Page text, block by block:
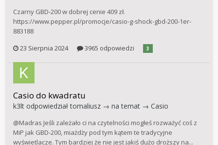
Czarny GBD-200 w dobrej cenie 409 zł.
https://www.pepper.pl/promocje/casio-g-shock-gbd-200-1er-
883188
23 Sierpnia 2024
3965 odpowiedzi 3
Casio do kwadratu
k3lt odpowiedziałtomaliusz → na temat → Casio
@Madras Jeśli zależało ci na czytelności mogłeś rozważyć coś z
MiP jak GBD-200, miażdży pod tym kątem te tradycyjne
wyświetlacze. Tym bardziej że nie jest jakiś dużo droższy na...